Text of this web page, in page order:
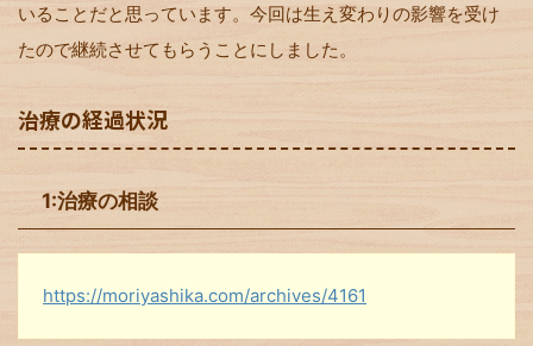
いることだと思っています。今回は生え変わりの影響を受け
たので継続させてもらうことにしました。
治療の経過状況
1:治療の相談
https://moriyashika.com/archives/4161